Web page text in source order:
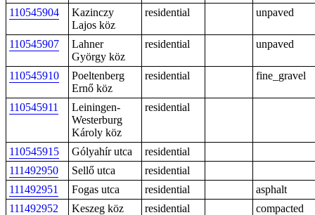
110545904
Kazinczy
Lajos köz
residential unpaved
110545907
Lahner
György köz
residential unpaved
110545910
Poeltenberg
Ernő köz
residential fine_gravel
110545911
Leiningen-
Westerburg
Károly köz
residential
110545915 Gólyahír utca
residential
111492950
Sellő utca
residential
111492951
Fogas utca residential
asphalt
111492952
Keszeg köz residential compacted